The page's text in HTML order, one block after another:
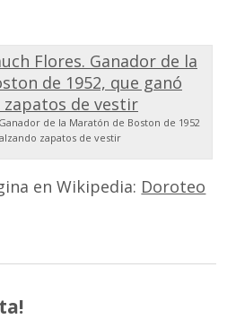
de la Maratón de Boston de 1952
zapatos de vestir
en Wikipedia: Doroteo